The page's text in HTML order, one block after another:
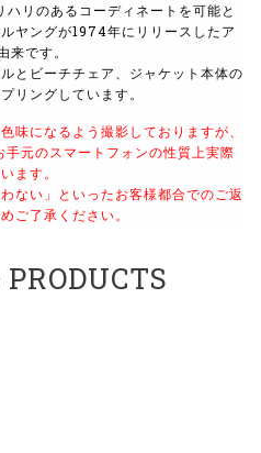
リのあるコーディネートを可能と
ルヤングが1974年にリリースしたア
です。
とビーチチェア、ジャケット本体の
リングしています。
味になるよう撮影しておりますが、
元のスマートフォンの性質上実際
ます。
ない」といったお客様都合でのご返
ご了承ください。